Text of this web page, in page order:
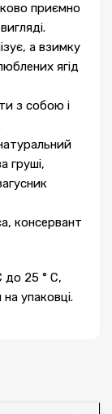
приємно
а взимку
ягід
з собою і
груші,
консервант
до 25 ° С,
упаковці.